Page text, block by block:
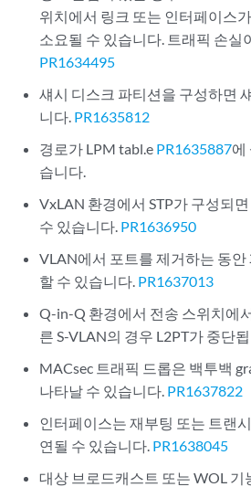
위치에서 링크 또는 인터페이스
소요될 수 있습니다. 트래픽 손실
PR1634495
섀시 디스크 파티션을 구성하면
니다. PR1635812
경로가 LPM tabl.e PR1635887에
습니다.
VxLAN 환경에서 STP가 구성되
수 있습니다. PR1636950
VLAN에서 포트를 제거하는 동안
할 수 있습니다. PR1637013
Q-in-Q 환경에서 전송 스위치에
른 S-VLAN의 경우 L2PT가 중단
MACsec 트래픽 드롭은 백투백
나타날 수 있습니다. PR1637822
인터페이스는 재부팅 또는 트랜
연될 수 있습니다. PR1638045
대상 브로드캐스트 또는 WOL 기